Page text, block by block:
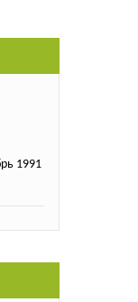
1991